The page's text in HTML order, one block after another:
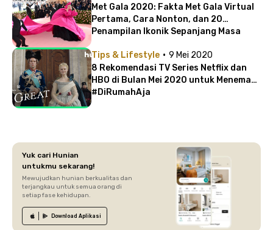
Met Gala 2020: Fakta Met Gala Virtual
Pertama, Cara Nonton, dan 20
Penampilan Ikonik Sepanjang Masa
Tips & Lifestyle · 9 Mei 2020
8 Rekomendasi TV Series Netflix dan
HBO di Bulan Mei 2020 untuk Menemani
#DiRumahAja
Yuk cari Hunian
untukmu sekarang!
Mewujudkan hunian berkualitas dan
terjangkau untuk semua orang di
setiap fase kehidupan.
Download Aplikasi